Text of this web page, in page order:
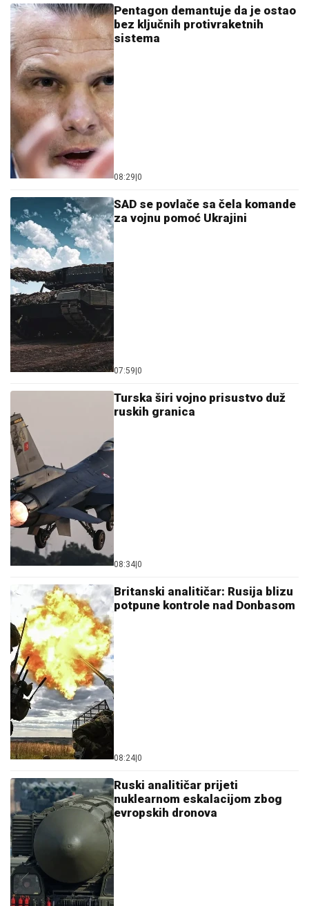
Pentagon demantuje da je ostao
bez ključnih protivraketnih
sistema
08:29 0
SAD se povlače sa čela komande
za vojnu pomoć Ukrajini
07:59 0
Turska širi vojno prisustvo duž
ruskih granica
08:34 0
Britanski analitičar: Rusija blizu
potpune kontrole nad Donbasom
08:24 0
Ruski analitičar prijeti
nuklearnom eskalacijom zbog
evropskih dronova